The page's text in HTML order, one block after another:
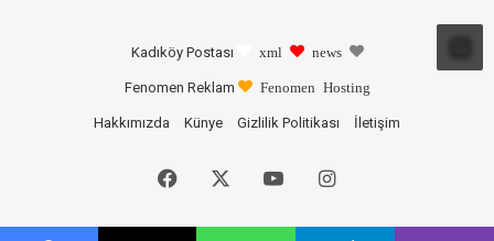
Kadıköy Postası xml news
Fenomen Reklam Fenomen Hosting
Hakkımızda Künye Gizlilik Politikası İletişim
Facebook YouTubeInstagram